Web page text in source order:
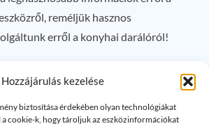
Hozzájárulás kezelése
biztosítása érdekében olyan technológiákat
cookie-k, hogy tároljuk az eszközinformációkat
reméljük hasznos
erről a konyhai darálóról!
lenni a vállalkozásomat érintő
Kövessen a
média platformon! Segítségre lenne